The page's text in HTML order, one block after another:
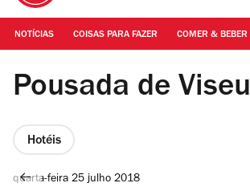
NOTÍCIAS COISAS PARA FAZER COMER & BEBER
Pousada de Viseu
Hotéis
quarta-feira 25 julho 2018